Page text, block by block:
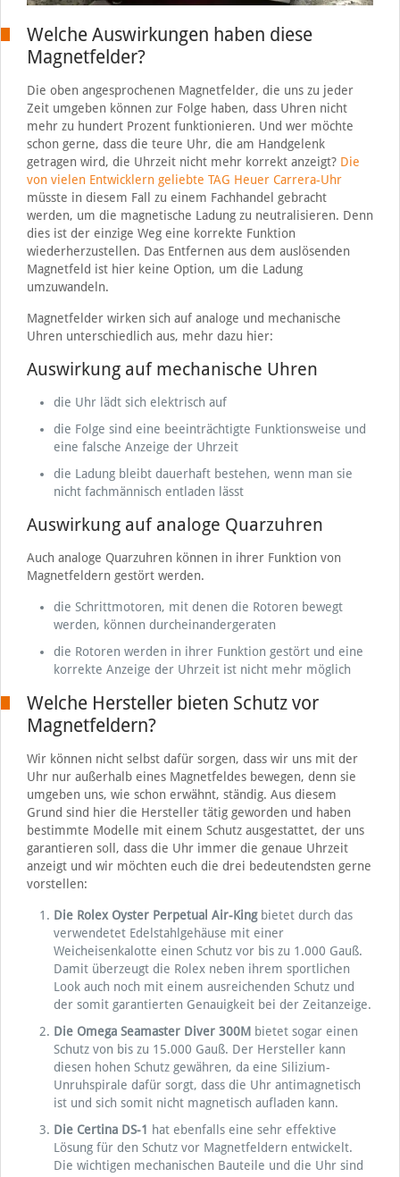
Welche Auswirkungen haben diese
Magnetfelder?
Die oben angesprochenen Magnetfelder, die uns zu jeder
Zeit umgeben können zur Folge haben, dass Uhren nicht
mehr zu hundert Prozent funktionieren. Und wer möchte
schon gerne, dass die teure Uhr, die am Handgelenk
getragen wird, die Uhrzeit nicht mehr korrekt anzeigt? Die
von vielen Entwicklern geliebte TAG Heuer Carrera-Uhr
müsste in diesem Fall zu einem Fachhandel gebracht
werden, um die magnetische Ladung zu neutralisieren. Denn
dies ist der einzige Weg eine korrekte Funktion
wiederherzustellen. Das Entfernen aus dem auslösenden
Magnetfeld ist hier keine Option, um die Ladung
umzuwandeln.
Magnetfelder wirken sich auf analoge und mechanische
Uhren unterschiedlich aus, mehr dazu hier:
Auswirkung auf mechanische Uhren
die Uhr lädt sich elektrisch auf
die Folge sind eine beeinträchtigte Funktionsweise und
eine falsche Anzeige der Uhrzeit
die Ladung bleibt dauerhaft bestehen, wenn man sie
nicht fachmännisch entladen lässt
Auswirkung auf analoge Quarzuhren
Auch analoge Quarzuhren können in ihrer Funktion von
Magnetfeldern gestört werden.
die Schrittmotoren, mit denen die Rotoren bewegt
werden, können durcheinandergeraten
die Rotoren werden in ihrer Funktion gestört und eine
korrekte Anzeige der Uhrzeit ist nicht mehr möglich
Welche Hersteller bieten Schutz vor
Magnetfeldern?
Wir können nicht selbst dafür sorgen, dass wir uns mit der
Uhr nur außerhalb eines Magnetfeldes bewegen, denn sie
umgeben uns, wie schon erwähnt, ständig. Aus diesem
Grund sind hier die Hersteller tätig geworden und haben
bestimmte Modelle mit einem Schutz ausgestattet, der uns
garantieren soll, dass die Uhr immer die genaue Uhrzeit
anzeigt und wir möchten euch die drei bedeutendsten gerne
vorstellen:
Die Rolex Oyster Perpetual Air-Kingbietet durch das
verwendetet Edelstahlgehäuse mit einer
Weicheisenkalotte einen Schutz vor bis zu 1.000 Gauß.
Damit überzeugt die Rolex neben ihrem sportlichen
Look auch noch mit einem ausreichenden Schutz und
der somit garantierten Genauigkeit bei der Zeitanzeige.
Die Omega Seamaster Diver 300M bietet sogar einen
Schutz von bis zu 15.000 Gauß. Der Hersteller kann
diesen hohen Schutz gewähren, da eine Silizium-
Unruhspirale dafür sorgt, dass die Uhr antimagnetisch
ist und sich somit nicht magnetisch aufladen kann.
Die Certina DS-1 hat ebenfalls eine sehr effektive
Lösung für den Schutz vor Magnetfeldern entwickelt.
Die wichtigen mechanischen Bauteile und die Uhr sind